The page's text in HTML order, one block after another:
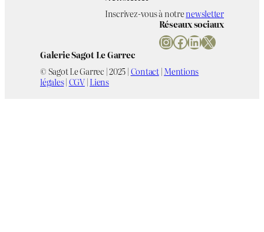
Inscrivez-vous à notrenewsletter
Réseaux sociaux
InstagramFacebook LinkedIn X
Galerie Sagot Le Garrec
© Sagot Le Garrec | 2025 |Contact|Mentions
légales|CGV|Liens